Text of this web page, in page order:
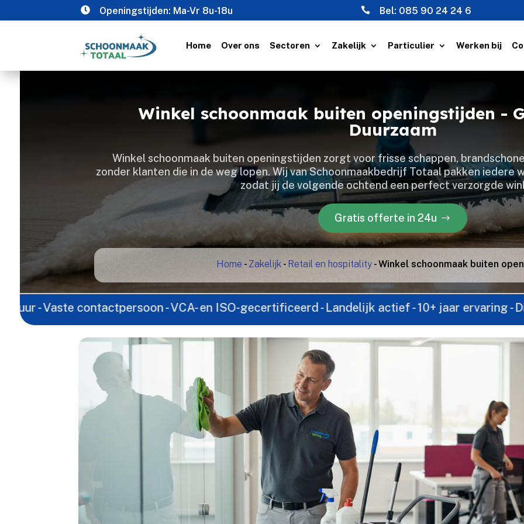
 Openingstijden: Ma-Vr 8u-18u  Bel: 085 90 24 24 6
Home Over ons Sectoren Zakelijk Particulier Werken bij
Winkel schoonmaak buiten openingstijden -
Duurzaam
Winkel schoonmaak buiten openingstijden zorgt voor frisse schappen,
zonder klanten die in de weg lopen.​ Wij van Schoonmaakbedrijf Totaal pakken iedere
zodat jij de volgende ochtend een perfect verzorgde
Gratis offerte in 24u
Home - Zakelijk - Retail en hospitality -Winkel schoonmaak buiten
contactpersoon - VCA- en ISO-gecertificeerd - Landelijk actief - 10+ jaar ervaring - Direct